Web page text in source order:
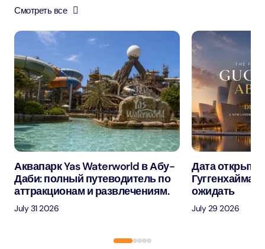
Смотреть все
Аквапарк Yas Waterworld в Абу-
Даби: полный путеводитель по
аттракционам и развлечениям.
July 31 2026
Дата
Гуггенхайма
ожидать
July 29 2026